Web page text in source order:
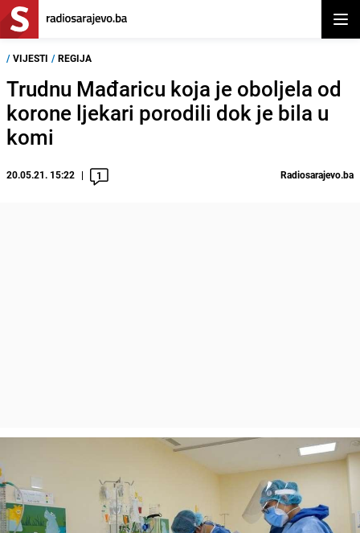
/ VIJESTI / REGIJA
Trudnu Mađaricu koja je oboljela od
korone ljekari porodili dok je bila u
komi
20.05.21. 15:22 1 Radiosarajevo.ba